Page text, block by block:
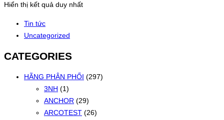
Hiển thị kết quả duy nhất
Tin tức
Uncategorized
CATEGORIES
HÃNG PHÂN PHỐI (297)
3NH (1)
ANCHOR (29)
ARCOTEST (26)